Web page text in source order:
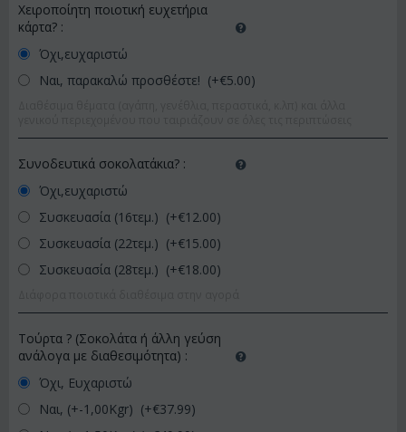
Χειροποίητη ποιοτική ευχετήρια
κάρτα? :
Όχι,ευχαριστώ
Ναι, παρακαλώ προσθέστε! (+€5.00)
Συνοδευτικά σοκολατάκια? :
Όχι,ευχαριστώ
Συσκευασία (16τεμ.) (+€12.00)
Συσκευασία (22τεμ.) (+€15.00)
Συσκευασία (28τεμ.) (+€18.00)
Τούρτα ? (Σοκολάτα ή άλλη γεύση
ανάλογα με διαθεσιμότητα) :
Όχι, Ευχαριστώ
Ναι, (+-1,00Kgr) (+€37.99)